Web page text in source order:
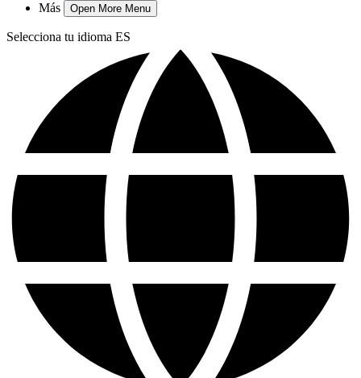
Más
Open More Menu
Selecciona tu idioma ES